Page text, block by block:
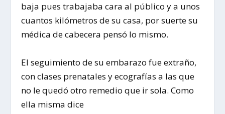
baja pues trabajaba cara al público y a unos
cuantos kilómetros de su casa, por suerte su
médica de cabecera pensó lo mismo.
El seguimiento de su embarazo fue extraño,
con clases prenatales y ecografías a las que
no le quedó otro remedio que ir sola. Como
ella misma dice